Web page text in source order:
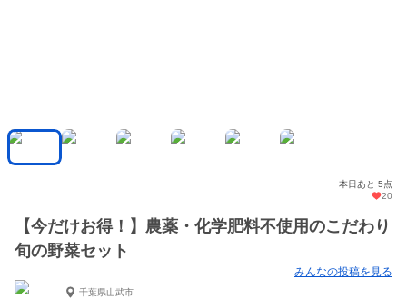
本日あと 5点
20
【今だけお得！】農薬・化学肥料不使用のこだわり
旬の野菜セット
みんなの投稿を見る
千葉県山武市